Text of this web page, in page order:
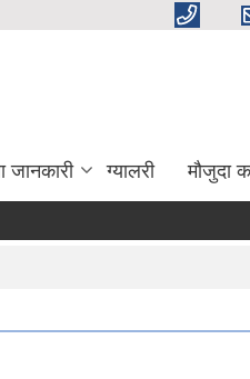
जानकारी ग्यालरी मौजुदा